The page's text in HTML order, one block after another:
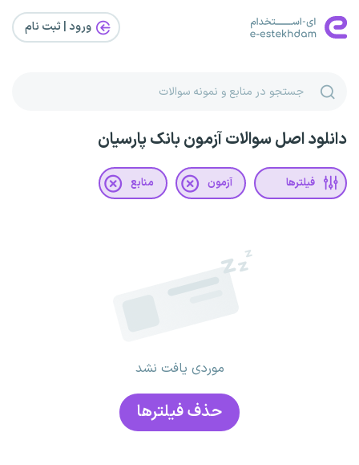
ورود | ثبت‌ نام
دانلود اصل سوالات آزمون بانک پارسیان
فیلترها آزمون منابع
موردی یافت نشد
حذف فیلتر‌ها